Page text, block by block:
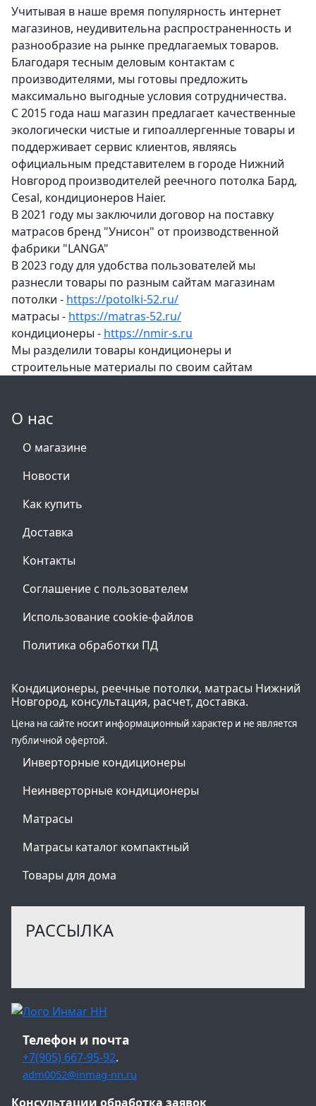
Учитывая в наше время популярность интернет
магазинов, неудивительна распространенность и
разнообразие на рынке предлагаемых товаров.
Благодаря тесным деловым контактам с
производителями, мы готовы предложить
максимально выгодные условия сотрудничества.
С 2015 года наш магазин предлагает качественные
экологически чистые и гипоаллергенные товары и
поддерживает сервис клиентов, являясь
официальным представителем в городе Нижний
Новгород производителей реечного потолка Бард,
Cesal, кондиционеров Haier.
В 2021 году мы заключили договор на поставку
матрасов бренд "Унисон" от производственной
фабрики "LANGA"
В 2023 году для удобства пользователей мы
разнесли товары по разным сайтам магазинам
потолки - https://potolki-52.ru/
матрасы - https://matras-52.ru/
кондиционеры - https://nmir-s.ru
Мы разделили товары кондиционеры и
строительные материалы по своим сайтам
О нас
О магазине
Новости
Как купить
Доставка
Контакты
Соглашение с пользователем
Использование cookie-файлов
Политика обработки ПД
Кондиционеры, реечные потолки, матрасы Нижний
Новгород, консультация, расчет, доставка.
Цена на сайте носит информационный характер и не является
публичной офертой.
Инверторные кондиционеры
Неинверторные кондиционеры
Матрасы
Матрасы каталог компактный
Товары для дома
РАССЫЛКА
Телефон и почта
+7(905) 667-95-92.
adm0052@inmag-nn.ru
Консультации обработка заявок